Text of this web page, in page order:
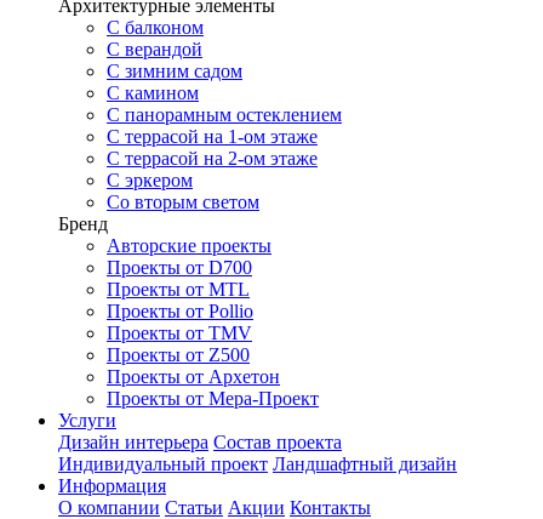
Архитектурные элементы
С балконом
С верандой
С зимним садом
С камином
С панорамным остеклением
С террасой на 1-ом этаже
С террасой на 2-ом этаже
С эркером
Со вторым светом
Бренд
Авторские проекты
Проекты от D700
Проекты от MTL
Проекты от Pollio
Проекты от TMV
Проекты от Z500
Проекты от Архетон
Проекты от Мера-Проект
Услуги
Дизайн интерьера Состав проекта
Индивидуальный проект Ландшафтный дизайн
Информация
О компании Статьи Акции Контакты